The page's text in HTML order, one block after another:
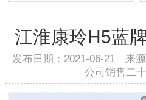
江淮康玲H5蓝
发布日期：2021-06-21 来
公司销售二